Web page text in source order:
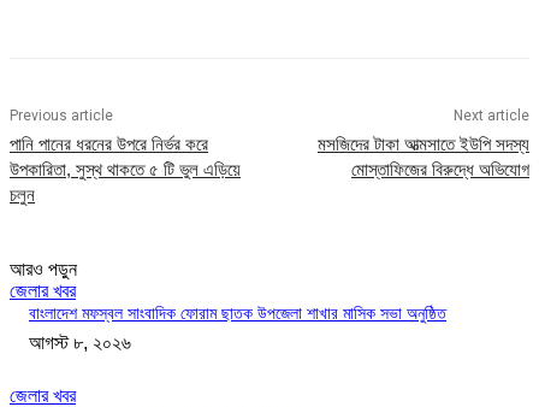
Previous article
পানি পানের ধরনের উপরে নির্ভর করে
উপকারিতা, সুস্থ থাকতে ৫ টি ভুল এড়িয়ে
চলুন
Next article
মসজিদের টাকা আত্মসাতে ইউপি সদস্য
মোস্তাফিজের বিরুদ্ধে অভিযোগ
আরও পড়ুন
জেলার খবর
বাংলাদেশ মফস্বল সাংবাদিক ফোরাম ছাতক উপজেলা শাখার মাসিক সভা অনুষ্ঠিত
আগস্ট ৮, ২০২৬
জেলার খবর